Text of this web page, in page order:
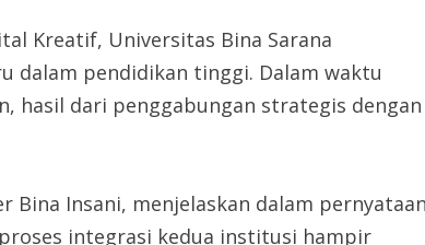
Kreatif, Universitas Bina Sarana
dalam pendidikan tinggi. Dalam waktu
hasil dari penggabungan strategis dengan
Bina Insani, menjelaskan dalam
integrasi kedua institusi hampir